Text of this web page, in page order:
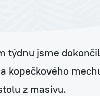
atria Jungle House
týdnu jsme
kopečkového
z masivu.